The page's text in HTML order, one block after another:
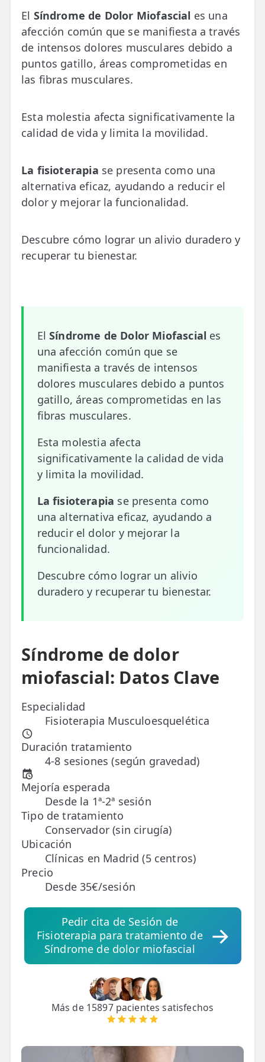
💆‍♀️ Tratamientos
😓 Síntomas
📅 Pedir Cita
📰 Blog
🏢 Empresas
UBICACIONES
📍 Barrio del Pilar
📍 Chamberí - Centro
📍 Carabanchel - Usera
📍 Getafe
TIENDA
🛍️ Tienda Bonos
🛍️ Tienda Productos Fisioterapia
🎁 Tarjetas Regalo
❤️ Ofertas
CONTACTO
☎️ 91 005 23 63
📧 Contacta
ESPECIALIDADES
🩻 Fisioterapia Traumatológica
😧 Fisioterapia ATM
🦴 Osteopatía
🫶 Suelo Pélvico
💆 Masajes Madrid
🧠 Fisioterapia Neurológica
🧍 Fisioterapia Vestibular
🫁 Fisioterapia Respiratoria
👶 Fisioterapia Pediátrica
TRATAMIENTOS
✅ Punción Seca
✅ Ondas de Choque
✅ EPTE - EPI
✨ Fisioestética
✨ Radiofrecuencia INDIBA
✨ Drenaje Linfático Manual
✨ Presoterapia
El Síndrome de Dolor Miofascial es una
afección común que se manifiesta a través
de intensos dolores musculares debido a
puntos gatillo, áreas comprometidas en
las fibras musculares.
Esta molestia afecta significativamente la
calidad de vida y limita la movilidad.
La fisioterapia se presenta como una
alternativa eficaz, ayudando a reducir el
dolor y mejorar la funcionalidad.
Descubre cómo lograr un alivio duradero y
recuperar tu bienestar.
ElSíndrome de Dolor Miofascial es
una afección común que se
manifiesta a través de intensos
dolores musculares debido a puntos
gatillo, áreas comprometidas en las
fibras musculares.
Esta molestia afecta
significativamente la calidad de vida
y limita la movilidad.
La fisioterapia se presenta como
una alternativa eficaz, ayudando a
reducir el dolor y mejorar la
funcionalidad.
Descubre cómo lograr un alivio
duradero y recuperar tu bienestar.
Síndrome de dolor
miofascial: Datos Clave
Especialidad
Fisioterapia Musculoesquelética
Duración tratamiento
4-8 sesiones (según gravedad)
Mejoría esperada
Desde la 1ª-2ª sesión
Tipo de tratamiento
Conservador (sin cirugía)
Ubicación
Clínicas en Madrid (5 centros)
Precio
Desde 35€/sesión
Pedir cita de Sesión de
Fisioterapia para tratamiento de
Síndrome de dolor miofascial
Más de 15897 pacientes satisfechos